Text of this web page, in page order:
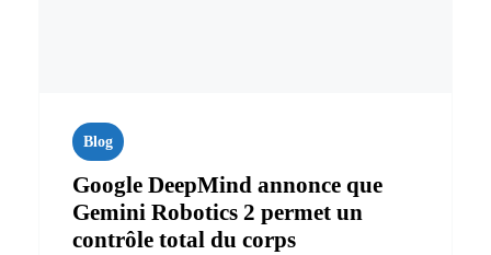
Blog
Google DeepMind annonce que
Gemini Robotics 2 permet un
contrôle total du corps